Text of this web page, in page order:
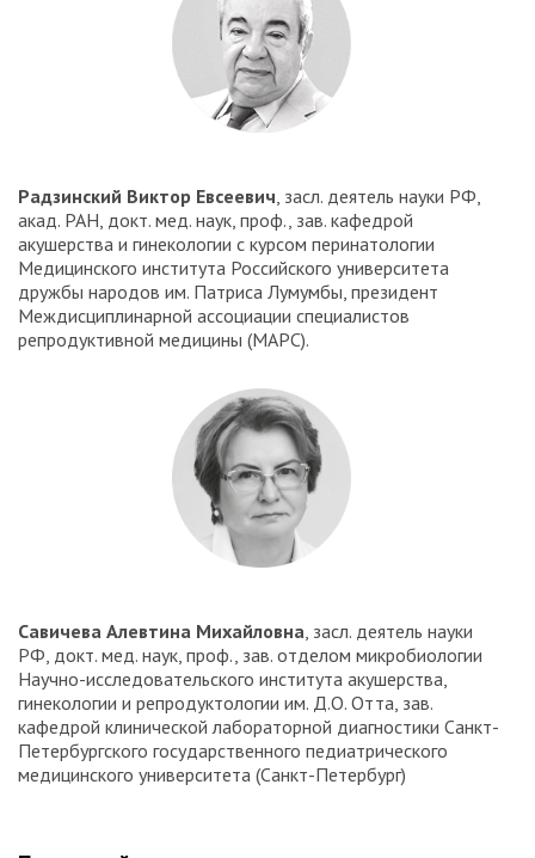
Радзинский Виктор Евсеевич, засл. деятель науки РФ,
акад. РАН, докт. мед. наук, проф., зав. кафедрой
акушерства и гинекологии с курсом перинатологии
Медицинского института Российского университета
дружбы народов им. Патриса Лумумбы, президент
Междисциплинарной ассоциации специалистов
репродуктивной медицины (МАРС).
Савичева Алевтина Михайловна, засл. деятель науки
РФ, докт. мед. наук, проф., зав. отделом микробиологии
Научно-исследовательского института акушерства,
гинекологии и репродуктологии им. Д.О. Отта, зав.
кафедрой клинической лабораторной диагностики Санкт-
Петербургского государственного педиатрического
медицинского университета (Санкт-Петербург)